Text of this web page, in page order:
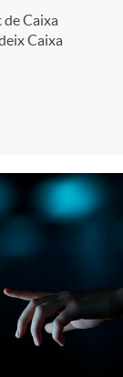
Caixa
Caixa